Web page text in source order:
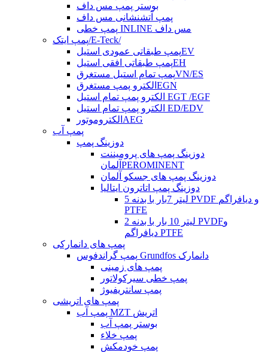
بوستر پمپ مس داف
پمپ آتشنشانی مس داف
پمپ خطی INLINE مس داف
پمپ ایتک/E-Teck/
پمپ طبقاتی عمودی استیلEV
پمپ طبقاتی افقی استیلEH
پمپ تمام استیل مستغرقVN/ES
الکترو پمپ مستغرقEGN
الکترو پمپ تمام استیل EGT /EGF
الکترو پمپ تمام استیل ED/EDV
الکتروموتورAEG
پمپ آب
دوزینگ پمپ
دوزینگ پمپ های پرومیننت
آلمانPEROMINENT
دوزینگ پمپ های جسکو آلمان
دوزینگ پمپ اتاترون ایتالیا
5 لیتر 7بار با بدنه PVDF و دیافراگم
PTFE
2 لیتر 10 بار با بدنه PVDFو
دیافراگم PTFE
پمپ های دانمارکی
پمپ گراندفوس Grundfos دانمارک
پمپ های زمینی
پمپ خطی سیرکولاتور
پمپ سانتریفیوژ
پمپ های اتریشی
پمپ آب MZT اتریش
بوستر پمپ آب
پمپ خلاء
پمپ خودمکش